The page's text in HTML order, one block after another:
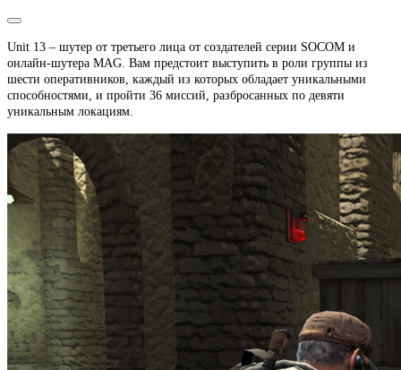
Unit 13 – шутер от третьего лица от создателей серии SOCOM и
онлайн-шутера MAG. Вам предстоит выступить в роли группы из
шести оперативников, каждый из которых обладает уникальными
способностями, и пройти 36 миссий, разбросанных по девяти
уникальным локациям.